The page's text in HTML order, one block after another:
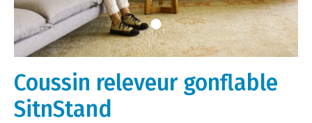
Coussin releveur gonflable
SitnStand